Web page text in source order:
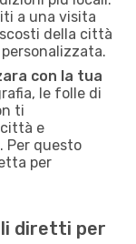
a una visita
della città
con la tua
le folle di
ti
e
Per questo
per
diretti per